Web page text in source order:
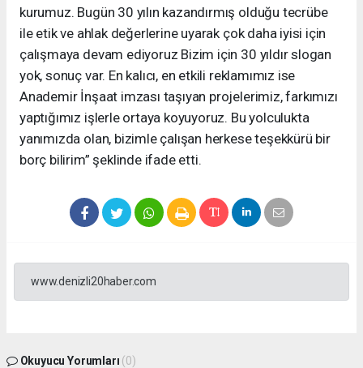
kurumuz. Bugün 30 yılın kazandırmış olduğu tecrübe
ile etik ve ahlak değerlerine uyarak çok daha iyisi için
çalışmaya devam ediyoruz Bizim için 30 yıldır slogan
yok, sonuç var. En kalıcı, en etkili reklamımız ise
Anademir İnşaat imzası taşıyan projelerimiz, farkımızı
yaptığımız işlerle ortaya koyuyoruz. Bu yolculukta
yanımızda olan, bizimle çalışan herkese teşekkürü bir
borç bilirim” şeklinde ifade etti.
www.denizli20haber.com
Okuyucu Yorumları (0)